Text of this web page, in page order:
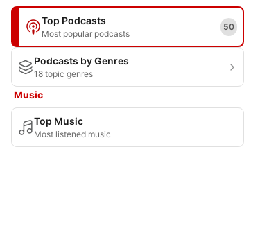
Top Podcasts
Most popular podcasts
50
Podcasts by Genres
18 topic genres
Music
Top Music
Most listened music